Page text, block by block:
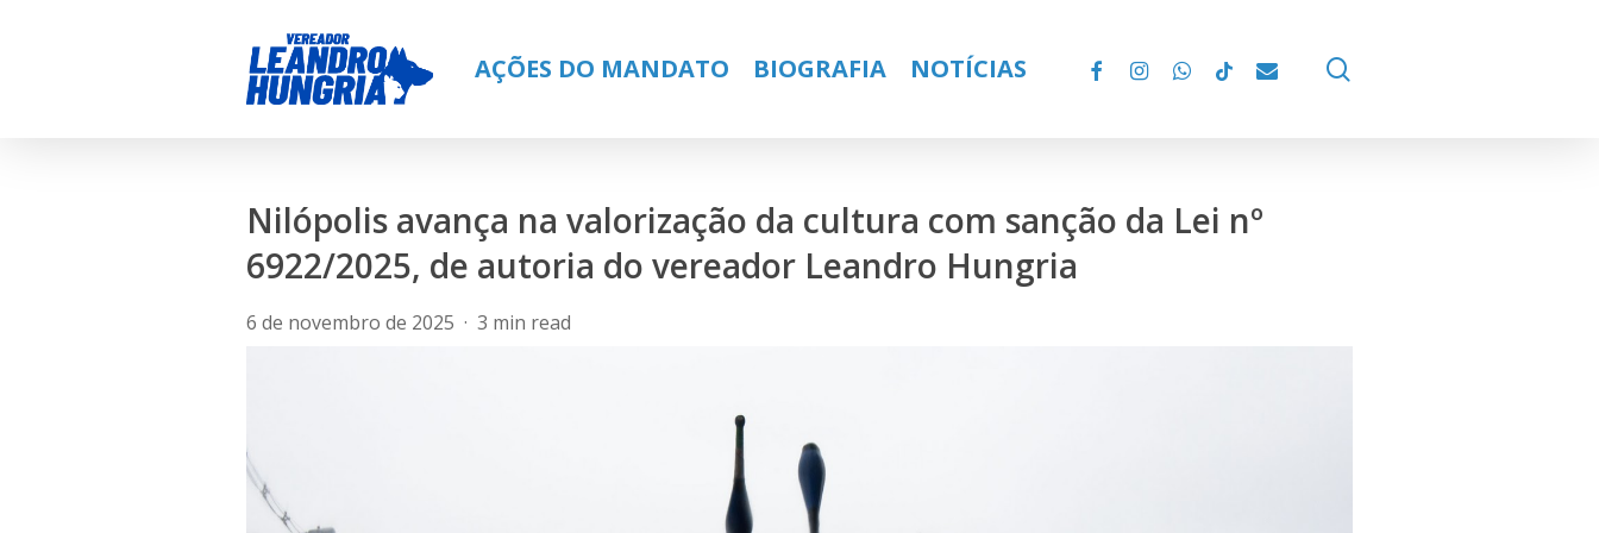
AÇÕES DO MANDATO BIOGRAFIA NOTÍCIAS facebook
instagram
whatsapp
tiktokemail
Nilópolis avança na valorização da cultura com sanção da Lei nº
6922/2025, de autoria do vereador Leandro Hungria
6 de novembro de 2025 3 min read